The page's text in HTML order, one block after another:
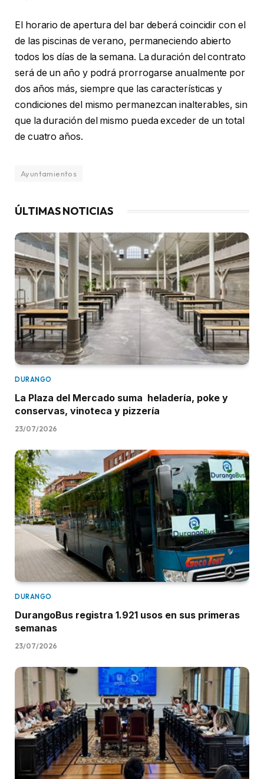
El horario de apertura del bar deberá coincidir con el
de las piscinas de verano, permaneciendo abierto
todos los días de la semana. La duración del contrato
será de un año y podrá prorrogarse anualmente por
dos años más, siempre que las características y
condiciones del mismo permanezcan inalterables, sin
que la duración del mismo pueda exceder de un total
de cuatro años.
Ayuntamientos
ÚLTIMAS NOTICIAS
DURANGO
La Plaza del Mercado suma heladería, poke y
conservas, vinoteca y pizzería
23/07/2026
DURANGO
DurangoBus registra 1.921 usos en sus primeras
semanas
23/07/2026